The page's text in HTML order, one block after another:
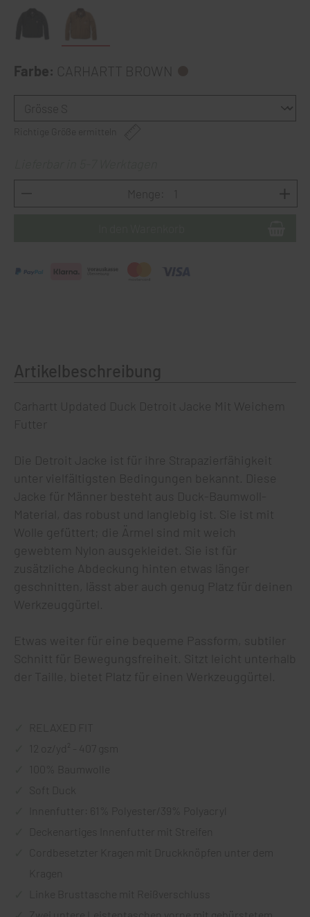
Farbe: CARHARTT BROWN
Menge:
Artikelbeschreibung
Carhartt Updated Duck Detroit Jacke Mit Weichem
Futter
Die Detroit Jacke ist für ihre Strapazierfähigkeit
unter vielfältigsten Bedingungen bekannt. Diese
Jacke für Männer besteht aus Duck-Baumwoll-
Material, das robust und langlebig ist. Sie ist mit
Wolle gefüttert; die Ärmel sind mit weich
gewebtem Nylon ausgekleidet. Sie ist für
zusätzliche Abdeckung hinten etwas länger
geschnitten, lässt aber auch genug Platz für deinen
Werkzeuggürtel.
Etwas weiter für eine bequeme Passform, subtiler
Schnitt für Bewegungsfreiheit. Sitzt leicht unterhalb
der Taille, bietet Platz für einen Werkzeuggürtel.
RELAXED FIT
12 oz/yd² - 407 gsm
100% Baumwolle
Soft Duck
Innenfutter: 61% Polyester/39% Polyacryl
Deckenartiges Innenfutter mit Streifen
Cordbesetzter Kragen mit Druckknöpfen unter dem
Kragen
Linke Brusttasche mit Reißverschluss